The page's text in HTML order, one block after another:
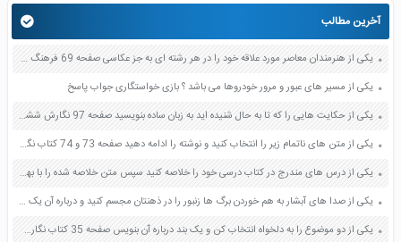
آخرین مطالب
یکی از هنرمندان معاصر مورد علاقه خود را در هر رشته ای به جز عکاسی صفحه 69 فرهنگ و هنر نهم
یکی از مسیر های عبور و مرور خودروها می باشد ؟ بازی خواستگاری جواب پاسخ
یکی از حکایت هایی را که تا به حال شنیده اید به زبان ساده بنویسید صفحه 97 نگارش ششم دبستان
یکی از متن های ناتمام زیر را انتخاب کنید و نوشته را ادامه دهید صفحه 73 و 74 کتاب نگارش فارسی پنجم دبستان
یکی از درس های مندرج در کتاب درسی خود را خلاصه کنید سپس متن خلاصه شده را با بهره گیری از روش های دسته بندی نمودار جدول نقشه مفهومی نشان دهید صفحه 118 نگارش یازدهم
یکی از صدا های آبشار به هم خوردن برگ ها زنبور را در ذهنتان مجسم کنید و درباره آن یک بند بنویسید صفحه 11 نگارش پنجم
یکی از دو موضوع را به دلخواه انتخاب کن و یک بند درباره آن بنویس صفحه 35 کتاب نگارش فارسی سوم